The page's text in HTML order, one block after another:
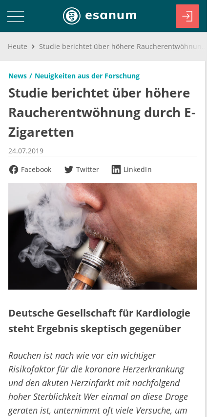
Heute
News Neuigkeiten aus der Forschung
Studie berichtet über höhere
Raucherentwöhnung durch E-
Zigaretten
24.07.2019
Facebook
Twitter LinkedIn
Deutsche Gesellschaft für Kardiologie
steht Ergebnis skeptisch gegenüber
Rauchen ist nach wie vor ein wichtiger
Risikofaktor für die koronare Herzerkrankung
und den akuten Herzinfarkt mit nachfolgend
hoher Sterblichkeit Wer einmal an diese Droge
geraten ist, unternimmt oft viele Versuche, um